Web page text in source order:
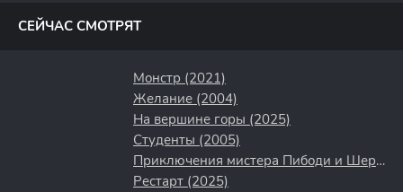
СЕЙЧАС СМОТРЯТ
Монстр (2021)
Желание (2004)
На вершине горы (2025)
Студенты (2005)
Приключения мистера Пибоди и Шермана (2014)
Рестарт (2025)